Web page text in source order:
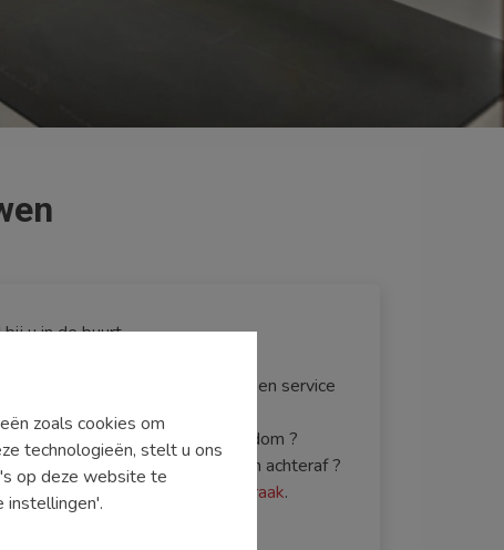
zoals cookies om
technologieën, stelt u ons
op deze website te
instellingen'.
u in de buurt.
kunnen rekenen op een service
of verhuur van uw eigendom ?
huis huren zonder kopzorgen achteraf ?
neem contact op voor een afspraak.